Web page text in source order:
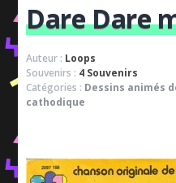
Dare Dare
Auteur : Loops
Souvenirs : 4 Souvenirs
Catégories : Dessins animés
cathodique